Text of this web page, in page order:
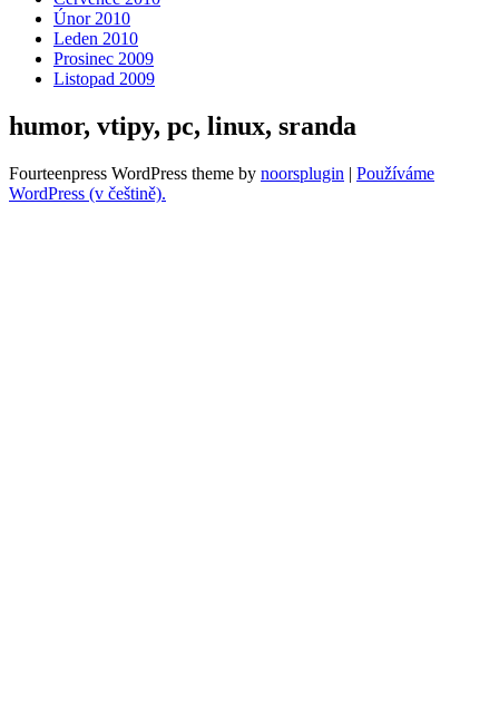
Únor 2010
Leden 2010
Prosinec 2009
Listopad 2009
humor, vtipy, pc, linux, sranda
Fourteenpress WordPress theme by noorsplugin | Používáme
WordPress (v češtině).